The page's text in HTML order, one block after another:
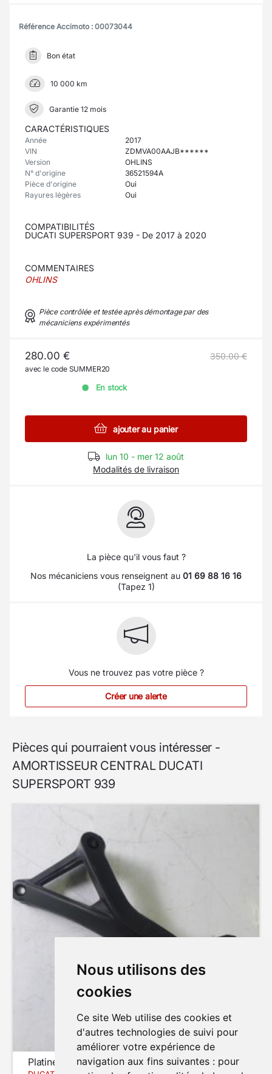
Nous utilisons des
cookies
Ce site Web utilise des cookies et
d'autres technologies de suivi pour
améliorer votre expérience de
navigation aux fins suivantes : pour
Référence Accimoto : 00073044
Bon état
10 000 km
Garantie 12 mois
CARACTÉRISTIQUES
Année
2017
VIN
ZDMVA00AAJB******
Version
OHLINS
N° d'origine
36521594A
Pièce d'origine
Oui
Rayures légères
Oui
COMPATIBILITÉS
DUCATI SUPERSPORT 939 - De 2017 à 2020
COMMENTAIRES
OHLINS
Pièce contrôlée et testée après démontage par des
mécaniciens expérimentés
280.00 € 350.00 €
avec le code SUMMER20
En stock
ajouter au panier
lun 10 - mer 12 août
Modalités de livraison
La pièce qu'il vous faut ?
Nos mécaniciens vous renseignent au 01 69 88 16 16
(Tapez 1)
Vous ne trouvez pas votre pièce ?
Créer une alerte
Pièces qui pourraient vous intéresser -
AMORTISSEUR CENTRAL DUCATI
SUPERSPORT 939
Platine repose-pied arrière (gauche)